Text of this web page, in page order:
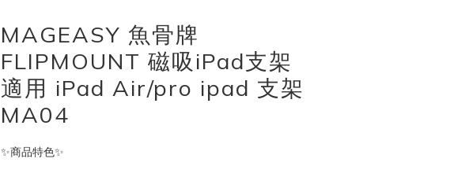
MAGEASY 魚骨牌
FLIPMOUNT 磁吸iPad支架
適用 iPad Air/pro ipad 支架
MA04
✨商品特色✨